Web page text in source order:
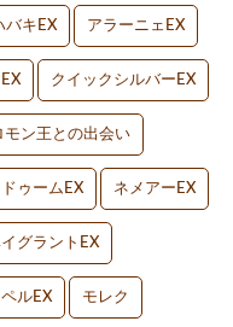
バキEX アラーニェEX
クイックシルバーEX
モン王との出会い
ドゥームEX ネメアーEX
グラントEX
ルEX モレク